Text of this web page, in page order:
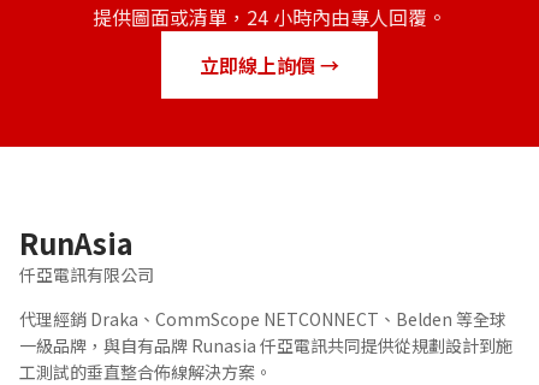
提供圖面或清單，24 小時內由專人回覆。
立即線上詢價 →
RunAsia
仟亞電訊有限公司
代理經銷 Draka、CommScope NETCONNECT、Belden 等全球
一級品牌，與自有品牌 Runasia 仟亞電訊共同提供從規劃設計到施
工測試的垂直整合佈線解決方案。